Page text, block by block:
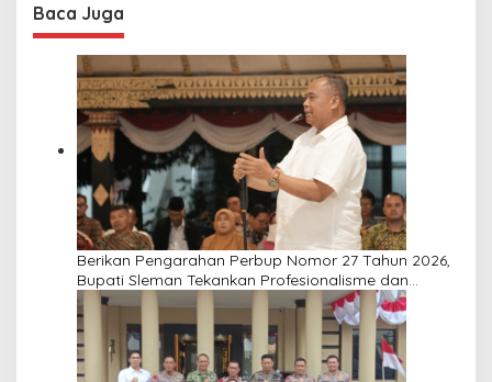
Baca Juga
Berikan Pengarahan Perbup Nomor 27 Tahun 2026,
Bupati Sleman Tekankan Profesionalisme dan
Pelayanan Masyarakat